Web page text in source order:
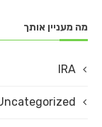
מה מעניין אותך
IRA